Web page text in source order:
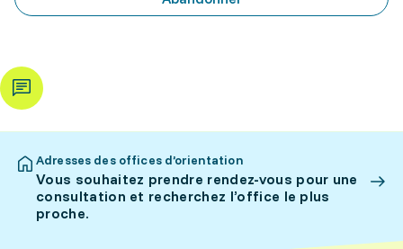
Adresses des offices d’orientation
Vous souhaitez prendre rendez-vous pour une
consultation et recherchez l’office le plus
proche.